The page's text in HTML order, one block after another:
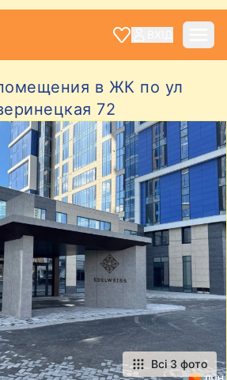
в ЖК по ул
72
Всі 3 фото